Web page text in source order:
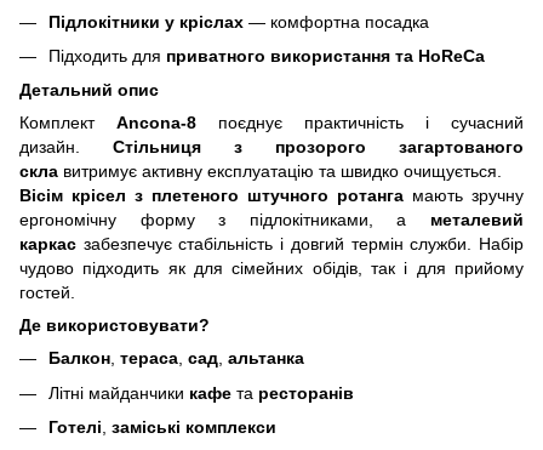
Підлокітники у кріслах — комфортна посадка
Підходить для приватного використання та HoReCa
Детальний опис
Комплект Ancona-8 поєднує практичність і сучасний
дизайн. Стільниця з прозорого загартованого
скла витримує активну експлуатацію та швидко очищується.
Вісім крісел з плетеного штучного ротанга мають зручну
ергономічну форму з підлокітниками, а металевий
каркас забезпечує стабільність і довгий термін служби. Набір
чудово підходить як для сімейних обідів, так і для прийому
гостей.
Де використовувати?
Балкон, тераса, сад, альтанка
Літні майданчики кафе та ресторанів
Готелі заміські комплекси